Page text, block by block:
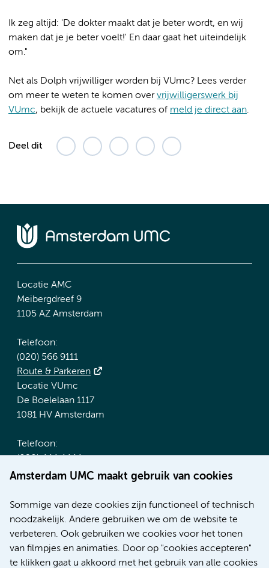
Ik zeg altijd: 'De dokter maakt dat je beter wordt, en wij
maken dat je je beter voelt!' En daar gaat het uiteindelijk
om."
Net als Dolph vrijwilliger worden bij VUmc? Lees verder
om meer te weten te komen overvrijwilligerswerk bij
VUmc, bekijk de actuele vacatures of meld je direct aan.
Deel dit
Amsterdam UMC maakt gebruik van cookies
Sommige van deze cookies zijn functioneel of technisch
noodzakelijk. Andere gebruiken we om de website te
verbeteren. Ook gebruiken we cookies voor het tonen
van filmpjes en animaties. Door op "cookies accepteren"
te klikken gaat u akkoord met het gebruik van alle cookies
Locatie AMC
Meibergdreef 9
1105 AZ Amsterdam
Telefoon:
(020) 566 9111
Route & Parkeren
Locatie VUmc
De Boelelaan 1117
1081 HV Amsterdam
Telefoon:
(020) 444 4444
Route & Parkeren
Meer Amsterdam UMC websites:
Werken bij Amsterdam UMC
Over Amsterdam UMC
Nieuws